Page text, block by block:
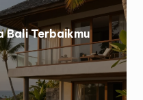
Bali Terbaikmu